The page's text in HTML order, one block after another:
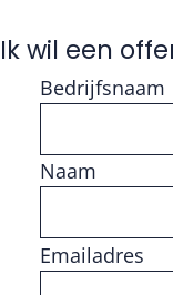
Ik wil een
Bedrijfsnaam
Naam
Vul getal in
Emailadres